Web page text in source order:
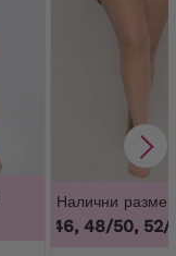
Налични
44/46, 48/50, 52/